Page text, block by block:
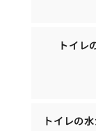
トイレ
トイレの